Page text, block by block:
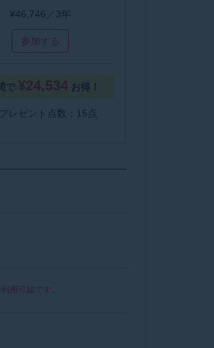
¥46,746／3年
参加する
で ¥24,534 お得！
プレゼント点数：15点
用可能です。